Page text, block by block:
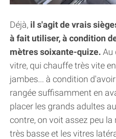
Déjà, il s'agit de vrais
à fait utiliser, à condition
mètres soixante-quize. Au
vitre, qui chauffe très vite
jambes... à condition
rangée suffisamment en
placer les grands adultes
contre, on voit assez peu la
très basse et les vitres